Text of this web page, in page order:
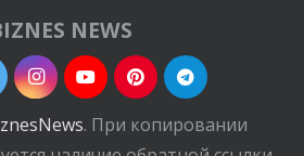
NEWS
. При копировании